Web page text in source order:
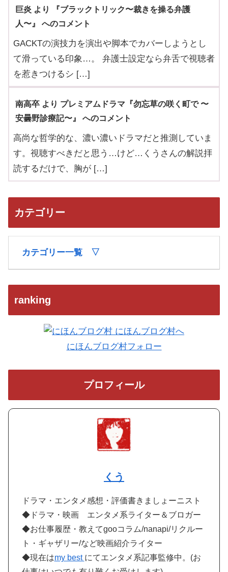
巨炎 より 『ブラックトリック〜裁きを操る弁護
人〜』 へのコメント
GACKTの演技力を演出や脚本でカバーしようとし
て滑っている印象…。 弁護士設定なら弁舌で視聴者
を惹きつけるシ […]
南高卒 より プレミアムドラマ『勿忘草の咲く町で 〜
安曇野診療記〜』 へのコメント
高尚な哲学的な、濃い濃いドラマだと推測していま
す。視聴すべきだと思う…けど…くうさんの解説拝
読するだけで、胸が […]
カテゴリー
カテゴリー一覧 ▽
ranking
にほんブログ村フォロー
プロフィール
くう
ドラマ・エンタメ感想・評価書きましょーニスト
◆ドラマ・映画 エンタメ系ライター＆ブロガー
◆お仕事履歴・教えてgooコラム/nanapi/リクルー
ト・ギャザリー/など映画紹介ライター
◆現在はmy best にてエンタメ系記事監修中。(お